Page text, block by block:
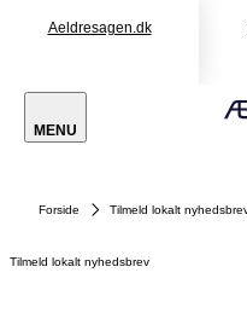
Aeldresagen.dk
MENU
Forside Tilmeld lokalt
Tilmeld lokalt nyhedsbrev